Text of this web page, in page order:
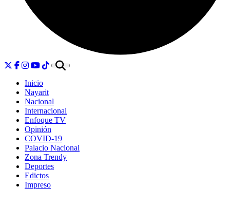
Inicio
Nayarit
Nacional
Internacional
Enfoque TV
Opinión
COVID-19
Palacio Nacional
Zona Trendy
Deportes
Edictos
Impreso